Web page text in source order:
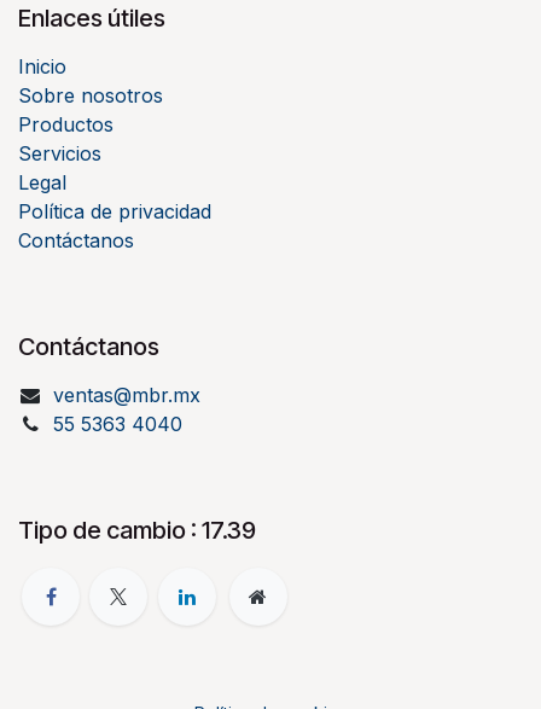
Enlaces útiles
Inicio
Sobre nosotros
Productos
Servicios
Legal
Política de privacidad
Contáctanos
Contáctanos
ventas@mbr.mx
55 5363 4040
Tipo de cambio : 17.39